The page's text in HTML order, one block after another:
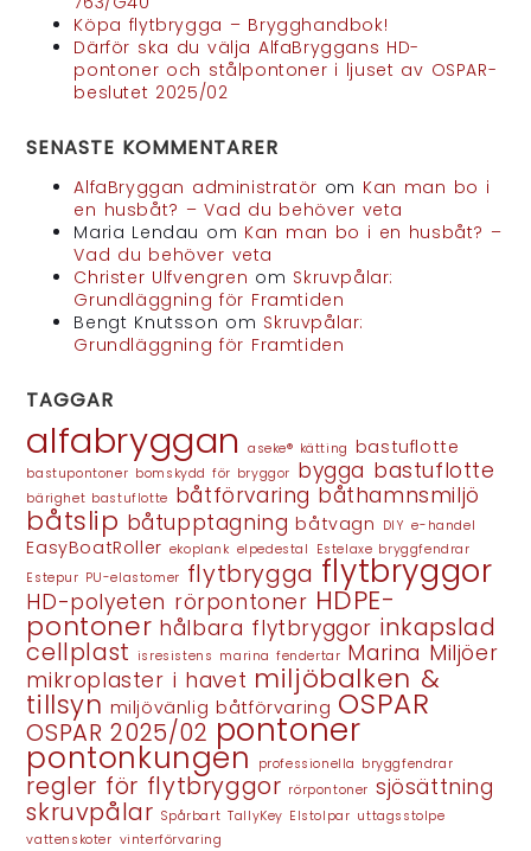
Köpa flytbrygga – Brygghandbok!
Därför ska du välja AlfaBryggans HD-
pontoner och stålpontoner i ljuset av OSPAR-
beslutet 2025/02
SENASTE KOMMENTARER
AlfaBryggan administratör om Kan man bo i
en husbåt? – Vad du behöver veta
Maria Lendau om Kan man bo i en husbåt? –
Vad du behöver veta
Christer Ulfvengren om Skruvpålar:
Grundläggning för Framtiden
Bengt Knutsson om Skruvpålar:
Grundläggning för Framtiden
TAGGAR
alfabryggan aseke® kätting bastuflotte
bastupontoner bomskydd för bryggor bygga bastuflotte
bärighet bastuflotte båtförvaring båthamnsmiljö
båtslip båtupptagning båtvagn DIY e-handel
EasyBoatRoller ekoplank elpedestal Estelaxe bryggfendrar
Estepur PU-elastomer flytbrygga flytbryggor
HD-polyeten rörpontoner HDPE-
pontoner hålbara flytbryggor inkapslad
cellplast isresistens marina fendertar Marina Miljöer
mikroplaster i havet miljöbalken &
tillsyn miljövänlig båtförvaring OSPAR
OSPAR 2025/02 pontoner
pontonkungen professionella bryggfendrar
regler för flytbryggor rörpontoner sjösättning
skruvpålar Spårbart TallyKey Elstolpar uttagsstolpe
vattenskoter vinterförvaring